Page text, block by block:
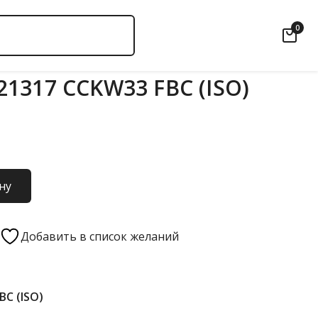
0
CCKW33 FBC (ISO)
Добавить в список желаний
(ISO)